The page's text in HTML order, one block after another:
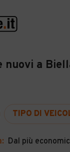
termine
nuovi a
TIPO DI
Dal più